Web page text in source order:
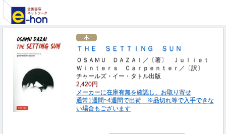
ＴＨＥ ＳＥＴＴＩＮＧ ＳＵＮ
ＯＳＡＭＵ ＤＡＺＡＩ／〔著〕 Ｊｕｌｉｅｔ
Ｗｉｎｔｅｒｓ Ｃａｒｐｅｎｔｅｒ／〔訳〕
チャールズ・イー・タトル出版
2,420円
メーカーに在庫有無を確認し、お取り寄せ
通常1週間~4週間で出荷 ※品切れ等で入手できな
い場合もございます